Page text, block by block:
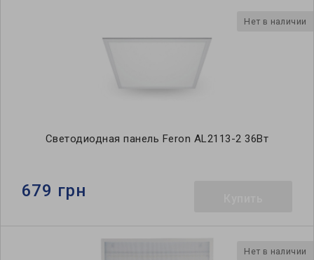
Нет в наличии
Светодиодная панель Feron AL2113-2 36Вт
679 грн
Нет в наличии